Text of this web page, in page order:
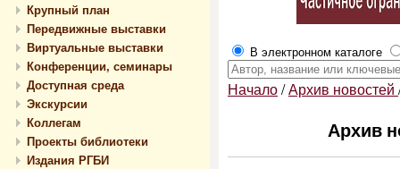
Крупный план
Передвижные выставки
Виртуальные выставки
Конференции, семинары
Доступная среда
Экскурсии
Коллегам
Проекты библиотеки
Издания РГБИ
В электронном каталоге
Начало/Архив новостей
Архив